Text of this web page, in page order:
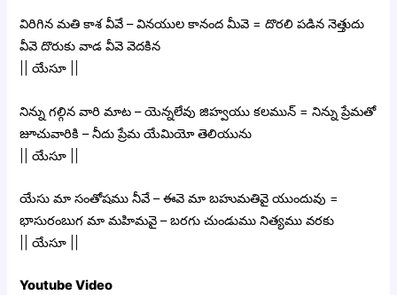
విరిగిన మతి కాశ వీవే – వినయుల కానంద మీవె = దొరలి పడిన నెత్తుదు
వీవె దొరుకు వాడ వీవె వెదకిన
|| యేసూ ||
నిన్ను గల్గిన వారి మాట – యెన్నలేవు జిహ్వయు కలమున్ = నిన్ను ప్రేమతో
జూచువారికి – నీదు ప్రేమ యేమియో తెలియును
|| యేసూ ||
యేసు మా సంతోషము నీవే – ఈవె మా బహుమతివై యుందువు =
భాసురంబుగ మా మహిమవై – బరగు చుండుము నిత్యము వరకు
|| యేసూ ||
Youtube Video